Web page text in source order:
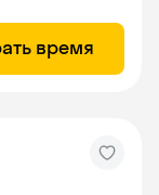
время